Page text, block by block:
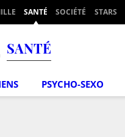
SANTÉ SOCIÉTÉ STARS
SANTÉ
PSYCHO-SEXO